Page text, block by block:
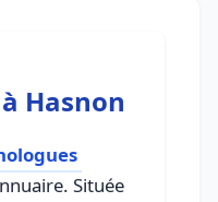
Hasnon
Située